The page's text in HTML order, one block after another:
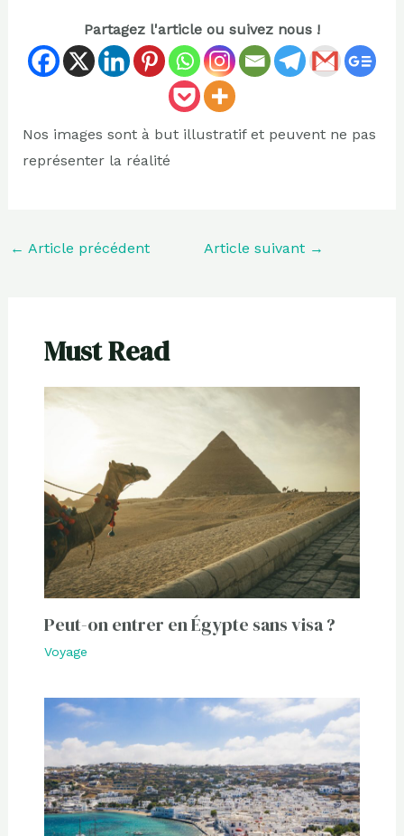
Partagez l'article ou suivez nous !
Nos images sont à but illustratif et peuvent ne pas
représenter la réalité
← Article précédent Article suivant →
Must Read
Peut-on entrer en Égypte sans visa ?
Voyage